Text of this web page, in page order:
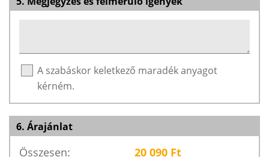
A szabáskor keletkező maradék anyagot
kérném.
6. Árajánlat
Összesen: 20 090 Ft